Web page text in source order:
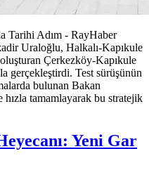
Tarihi Adım - RayHaber
Uraloğlu, Halkalı-Kapıkule
oluşturan Çerkezköy-Kapıkule
gerçekleştirdi. Test sürüşünün
bulunan Bakan
tamamlayarak bu stratejik
Yeni Gar